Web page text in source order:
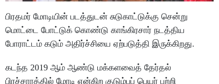
பிரதமர் மோடியின் படத்துடன் சுடுகாட்டுக்கு சென்று
மொட்டை போட்டுக் கொண்டு காங்கிரசார் நடத்திய
போராட்டம் கடும் அதிர்ச்சியை ஏற்படுத்தி இருக்கிறது.
கடந்த 2019 ஆம் ஆண்டு மக்களவைத் தேர்தல்
பிரச்சாரத்தில் மோடி என்கிற குடும்பப் பெயர் பற்றி